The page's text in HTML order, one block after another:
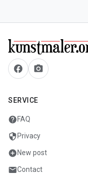
facebook camera_alt
SERVICE
helpFAQ
security Privacy
add_circleNew post
mailContact